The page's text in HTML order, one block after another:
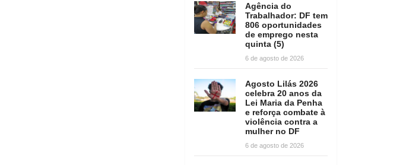
Agência do
Trabalhador: DF tem
806 oportunidades
de emprego nesta
quinta (5)
6 de agosto de 2026
Agosto Lilás 2026
celebra 20 anos da
Lei Maria da Penha
e reforça combate à
violência contra a
mulher no DF
6 de agosto de 2026